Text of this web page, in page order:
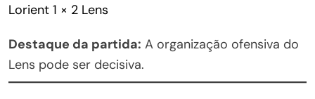
Lorient 1 × 2 Lens
Destaque da partida: A organização ofensiva do
Lens pode ser decisiva.